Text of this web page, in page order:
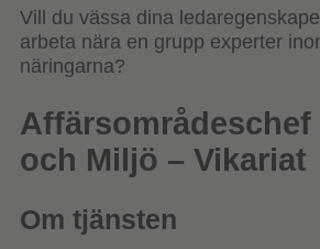
Vill du vässa dina
arbeta nära en grupp experter
näringarna?
och Miljö – Vikariat
Om tjänsten